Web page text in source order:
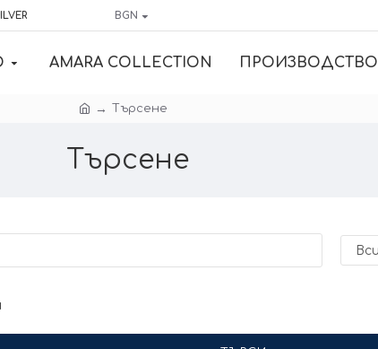
BGN
AMARA COLLECTION ПРОИЗВОДСТВО
Търсене
Търсене